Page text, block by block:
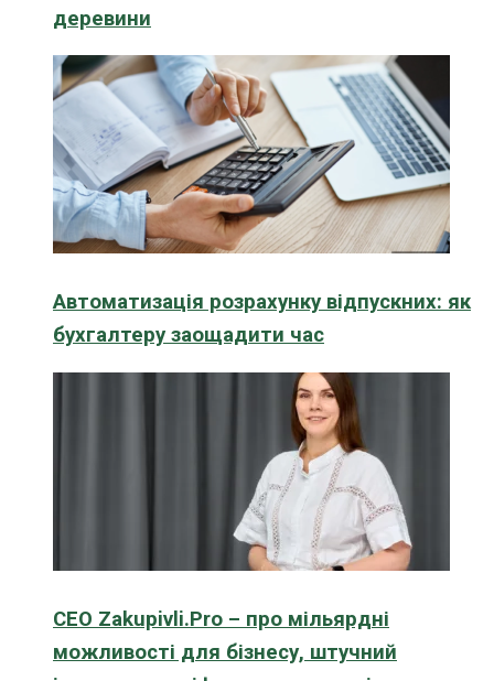
деревини
Автоматизація розрахунку відпускних: як
бухгалтеру заощадити час
CEO Zakupivli.Pro – про мільярдні
можливості для бізнесу, штучний